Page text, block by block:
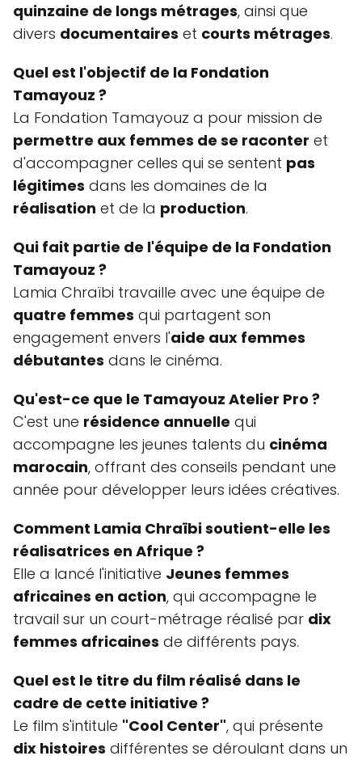
quinzaine de longs métrages, ainsi que
divers documentaires et courts métrages.
Quel est l'objectif de la Fondation
Tamayouz ?
La Fondation Tamayouz a pour mission de
permettre aux femmes de se raconter et
d'accompagner celles qui se sentent pas
légitimes dans les domaines de la
réalisation et de la production.
Qui fait partie de l'équipe de la Fondation
Tamayouz ?
Lamia Chraïbi travaille avec une équipe de
quatre femmes qui partagent son
engagement envers l'aide aux femmes
débutantes dans le cinéma.
Qu'est-ce que le Tamayouz Atelier Pro ?
C'est une résidence annuelle qui
accompagne les jeunes talents du cinéma
marocain, offrant des conseils pendant une
année pour développer leurs idées créatives.
Comment Lamia Chraïbi soutient-elle les
réalisatrices en Afrique ?
Elle a lancé l'initiative Jeunes femmes
africaines en action, qui accompagne le
travail sur un court-métrage réalisé par dix
femmes africaines de différents pays.
Quel est le titre du film réalisé dans le
cadre de cette initiative ?
Le film s'intitule "Cool Center", qui présente
dix histoires différentes se déroulant dans un